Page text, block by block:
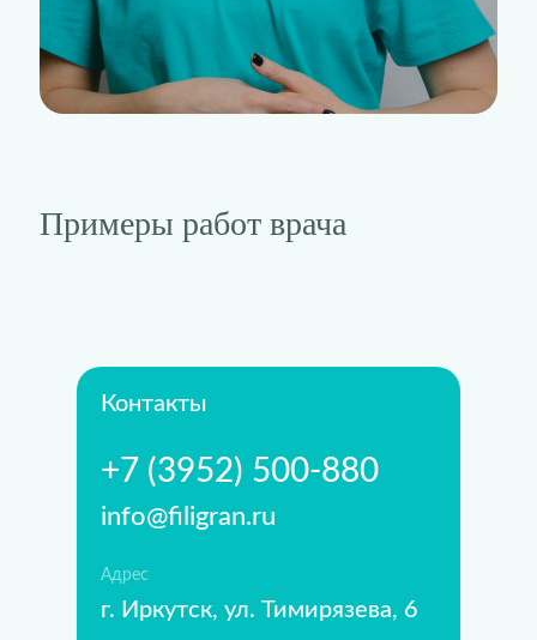
Примеры работ врача
info@filigran.ru
+7 (3952) 500-880
г. Иркутск, ул. Тимирязева, 6
Адрес
Контакты